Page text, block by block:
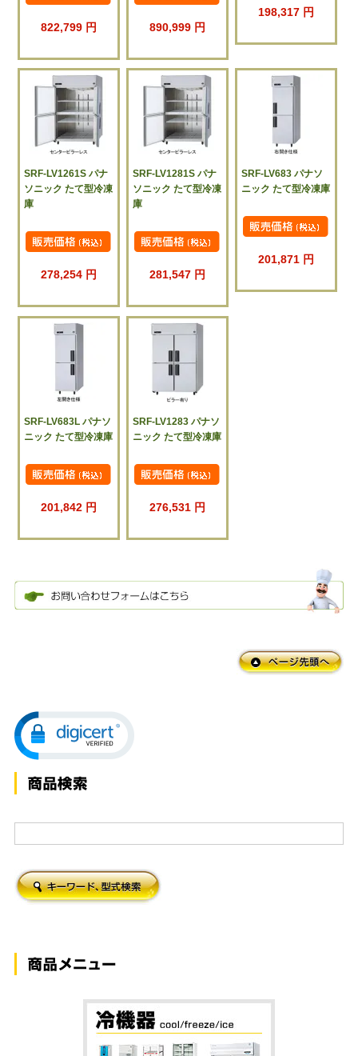
822,799 円 890,999 円
198,317 円
SRF-LV1261S パナ
ソニック たて型冷凍
庫
278,254 円
SRF-LV1281S パナ
ソニック たて型冷凍
庫
281,547 円
SRF-LV683 パナソ
ニック たて型冷凍庫
201,871 円
SRF-LV683L パナソ
ニック たて型冷凍庫
201,842 円
SRF-LV1283 パナソ
ニック たて型冷凍庫
276,531 円